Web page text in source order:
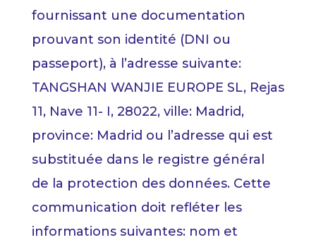
fournissant une documentation
prouvant son identité (DNI ou
passeport), à l’adresse suivante:
TANGSHAN WANJIE EUROPE SL, Rejas
11, Nave 11- I, 28022, ville: Madrid,
province: Madrid ou l’adresse qui est
substituée dans le registre général
de la protection des données. Cette
communication doit refléter les
informations suivantes: nom et